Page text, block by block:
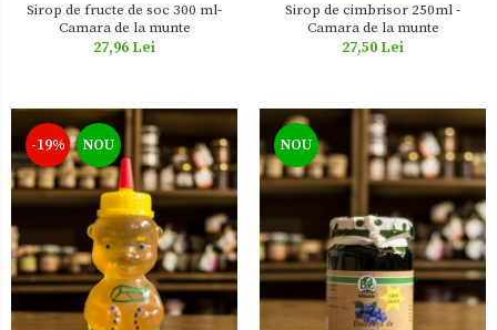
Sirop de fructe de soc 300 ml-
Camara de la munte
27,96 Lei
Sirop de cimbrisor 250ml -
Camara de la munte
27,50 Lei
-19% NOU NOU